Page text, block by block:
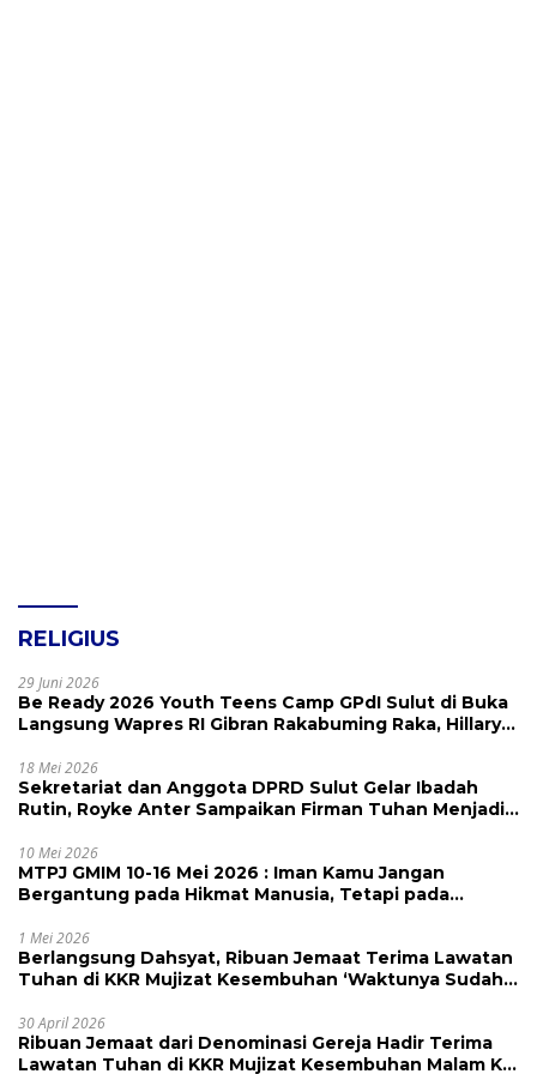
RELIGIUS
29 Juni 2026
Be Ready 2026 Youth Teens Camp GPdI Sulut di Buka
Langsung Wapres RI Gibran Rakabuming Raka, Hillary
18 Mei 2026
Sekretariat dan Anggota DPRD Sulut Gelar Ibadah
Rutin, Royke Anter Sampaikan Firman Tuhan Menjadi
10 Mei 2026
MTPJ GMIM 10-16 Mei 2026 : Iman Kamu Jangan
Bergantung pada Hikmat Manusia, Tetapi pada
1 Mei 2026
Berlangsung Dahsyat, Ribuan Jemaat Terima Lawatan
Tuhan di KKR Mujizat Kesembuhan ‘Waktunya Sudah
30 April 2026
Ribuan Jemaat dari Denominasi Gereja Hadir Terima
Lawatan Tuhan di KKR Mujizat Kesembuhan Malam Ke